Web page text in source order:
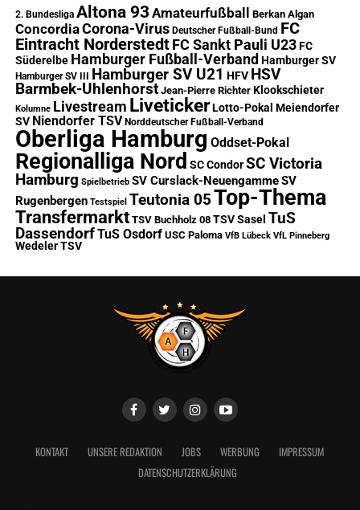
2. Bundesliga Altona 93 Amateurfußball Berkan Algan
ConcordiaCorona-Virus Deutscher Fußball-Bund FC
Eintracht Norderstedt FC Sankt Pauli U23 FC
Süderelbe Hamburger Fußball-Verband Hamburger SV
Hamburger SV III Hamburger SV U21 HFV HSV
Barmbek-Uhlenhorst Jean-Pierre Richter Klookschieter
Kolumne Livestream Liveticker Lotto-Pokal Meiendorfer
SV Niendorfer TSV Norddeutscher Fußball-Verband
Oberliga Hamburg Oddset-Pokal
Regionalliga Nord SC Condor SC Victoria
Hamburg Spielbetrieb SV Curslack-NeuengammeSV
Rugenbergen Testspiel Teutonia 05Top-Thema
Transfermarkt TSV Buchholz 08 TSV Sasel TuS
DassendorfTuS Osdorf USC Paloma VfB Lübeck VfL Pinneberg
Wedeler TSV
KONTAKT UNSERE REDAKTION JOBS WERBUNG
IMPRESSUM
DATENSCHUTZERKLÄRUNG